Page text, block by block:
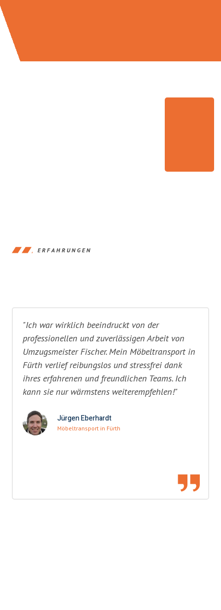
ERFAHRUNGEN
"Ich war wirklich beeindruckt von der
professionellen und zuverlässigen Arbeit von
Umzugsmeister Fischer. Mein Möbeltransport in
Fürth verlief reibungslos und stressfrei dank
ihres erfahrenen und freundlichen Teams. Ich
kann sie nur wärmstens weiterempfehlen!"
Jürgen Eberhardt
Möbeltransport in Fürth